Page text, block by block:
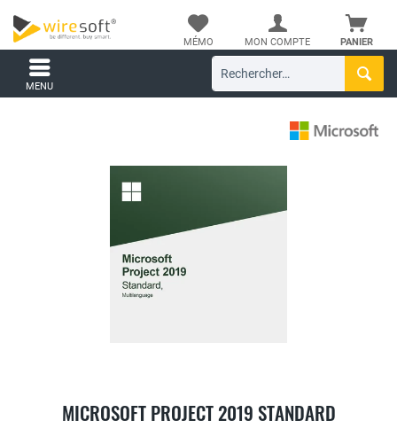
PANIER
MÉMO MON COMPTE
MENU
MICROSOFT PROJECT 2019 STANDARD